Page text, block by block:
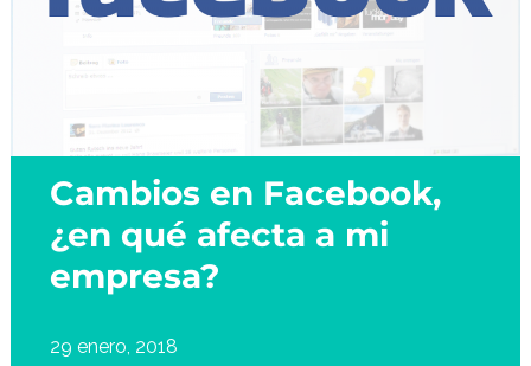
Cambios en Facebook,
¿en qué afecta a mi
empresa?
29 enero, 2018